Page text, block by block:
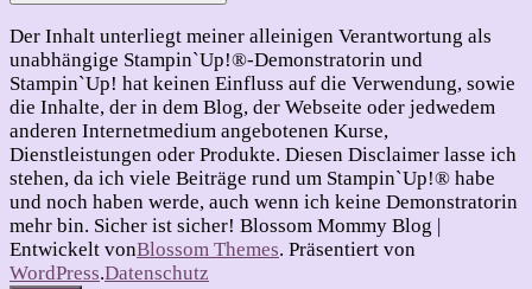
Der Inhalt unterliegt meiner alleinigen Verantwortung als
unabhängige Stampin`Up!®-Demonstratorin und
Stampin`Up! hat keinen Einfluss auf die Verwendung, sowie
die Inhalte, der in dem Blog, der Webseite oder jedwedem
anderen Internetmedium angebotenen Kurse,
Dienstleistungen oder Produkte. Diesen Disclaimer lasse ich
stehen, da ich viele Beiträge rund um Stampin`Up!® habe
und noch haben werde, auch wenn ich keine Demonstratorin
mehr bin. Sicher ist sicher! Blossom Mommy Blog |
Entwickelt vonBlossom Themes. Präsentiert von
WordPress.Datenschutz